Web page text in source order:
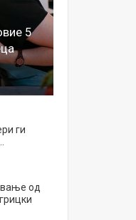
5
ги
од